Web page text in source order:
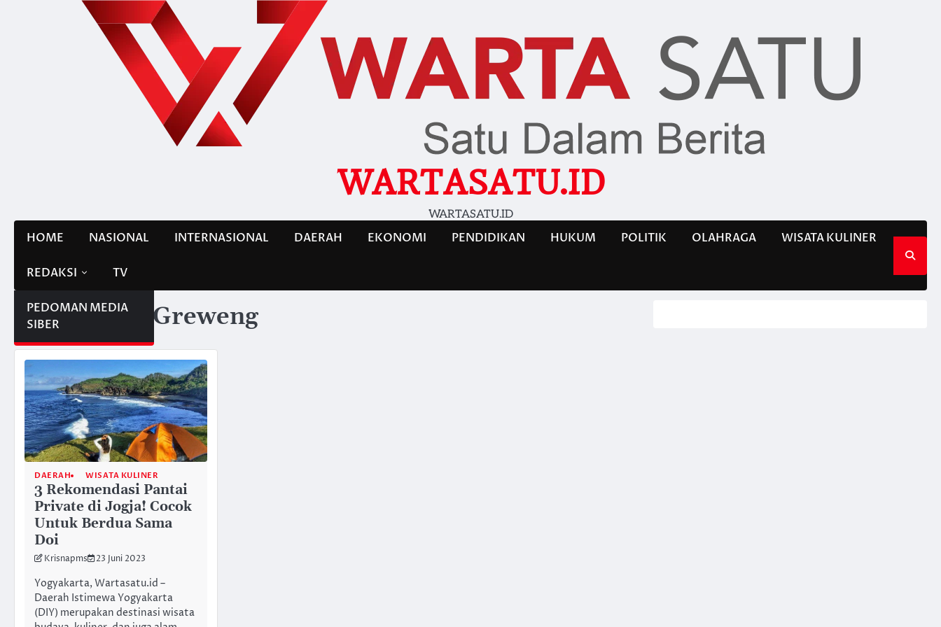
WARTASATU.ID
WARTASATU.ID
HOME NASIONAL INTERNASIONAL DAERAH EKONOMI PENDIDIKAN HUKUM POLITIK OLAHRAGA WISATA KULINER
REDAKSI
PEDOMAN MEDIA
SIBER
TV
Tag:Pantai Greweng
DAERAH WISATA KULINER
3 Rekomendasi Pantai
Private di Jogja! Cocok
Untuk Berdua Sama
Doi
Krisnapms 23 Juni 2023
Yogyakarta, Wartasatu.id –
Daerah Istimewa Yogyakarta
(DIY) merupakan destinasi wisata